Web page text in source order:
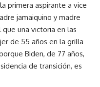
primera aspirante a vice
jamaiquino y madre
una victoria en las
de 55 años en la grilla
Biden, de 77 años,
de transición, es